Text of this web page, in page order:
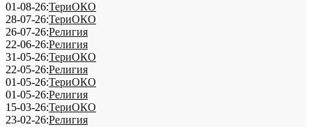
01-08-26:ТериОКО
28-07-26:ТериОКО
26-07-26:Религия
22-06-26:Религия
31-05-26:ТериОКО
22-05-26:Религия
01-05-26:ТериОКО
01-05-26:Религия
15-03-26:ТериОКО
23-02-26:Религия